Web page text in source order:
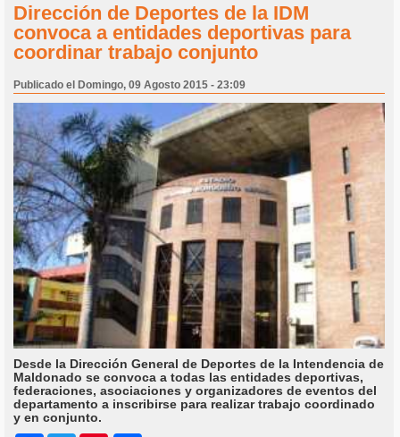
Dirección de Deportes de la IDM
convoca a entidades deportivas para
coordinar trabajo conjunto
Publicado el Domingo, 09 Agosto 2015 - 23:09
Desde la Dirección General de Deportes de la Intendencia de
Maldonado se convoca a todas las entidades deportivas,
federaciones, asociaciones y organizadores de eventos del
departamento a inscribirse para realizar trabajo coordinado
y en conjunto.